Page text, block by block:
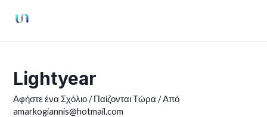
περιεχόμενο
Lightyear
Αφήστε ένα Σχόλιο /Παίζονται Τώρα / Από
amarkogiannis@hotmail.com